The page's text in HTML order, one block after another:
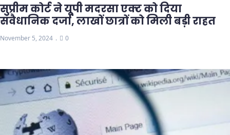
सुप्रीम कोर्ट ने यूपी मदरसा एक्ट को दिया
संवैधानिक दर्जा, लाखों छात्रों को मिली बड़ी राहत
November 5, 2024 0